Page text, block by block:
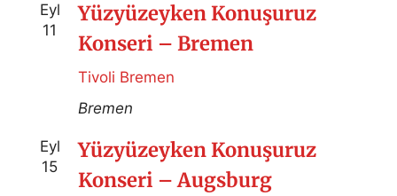
Eyl
11
Yüzyüzeyken Konuşuruz
Konseri – Bremen
Tivoli Bremen
Bremen
Eyl
15
Yüzyüzeyken Konuşuruz
Konseri – Augsburg